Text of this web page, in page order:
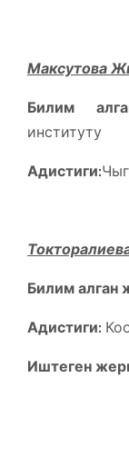
Максутова
Билим
институту
Адистиги:
Билим алган
Адистиги:
Иштеген